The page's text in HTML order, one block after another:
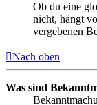
Ob du eine
nicht, hängt
vergebenen
Nach oben
Was sind